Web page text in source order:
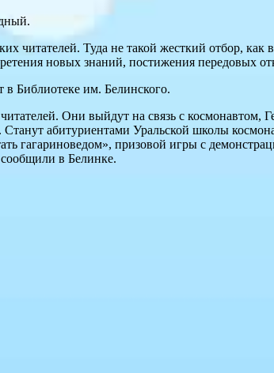
читателей. Туда не такой жесткий отбор, как
новых знаний, постижения передовых
Библиотеке им. Белинского.
Они выйдут на связь с
абитуриентами Уральской школы
гагариноведом», призовой игры с
сообщили в Белинке.